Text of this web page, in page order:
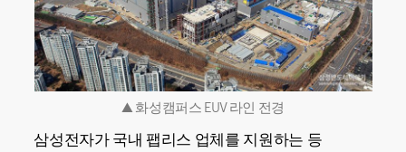
▲ 화성캠퍼스 EUV 라인 전경
삼성전자가 국내 팹리스 업체를 지원하는 등